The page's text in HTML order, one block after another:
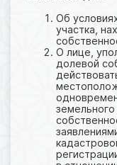
Об
участка,
О лице,
долевой